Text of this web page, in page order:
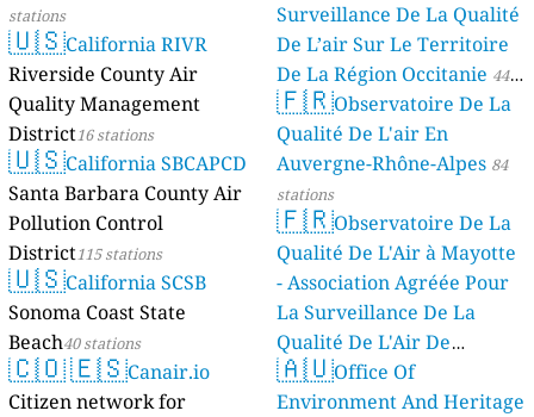
stations
🇺🇸California RIVR
Riverside County Air
Quality Management
District16 stations
🇺🇸California SBCAPCD
Santa Barbara County Air
Pollution Control
District115 stations
🇺🇸California SCSB
Sonoma Coast State
Beach40 stations
🇨🇴🇪🇸Canair.io
Citizen network for
Surveillance De La Qualité
De L’air Sur Le Territoire
De La Région Occitanie 44
stations
🇫🇷Observatoire De La
Qualité De L'air En
Auvergne-Rhône-Alpes 84
stations
🇫🇷Observatoire De La
Qualité De L'Air à Mayotte
- Association Agréée Pour
La Surveillance De La
Qualité De L'Air De
Mayotte 4 stations
🇦🇺Office Of
Environment And Heritage